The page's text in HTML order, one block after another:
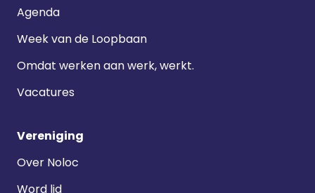
Agenda
Week van de Loopbaan
Omdat werken aan werk, werkt.
Vacatures
Vereniging
Over Noloc
Word lid